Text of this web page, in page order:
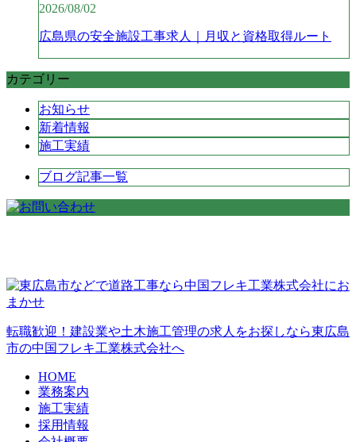
2026/08/02
広島県の安全施設工事求人｜月収と資格取得ルート
カテゴリー
お知らせ
新着情報
施工実績
ブログ記事一覧
転職歓迎！建設業や土木施工管理の求人をお探しなら東広島
市の中国フレキ工業株式会社へ
HOME
業務案内
施工実績
採用情報